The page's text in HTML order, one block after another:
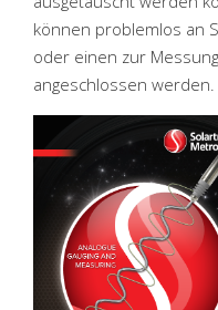
können problemlos an
oder einen zur
angeschlossen werden.